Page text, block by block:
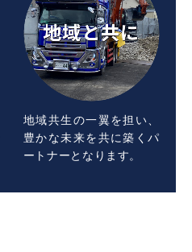
地域共生の一翼を担い、
豊かな未来を共に築くパ
ートナーとなります。